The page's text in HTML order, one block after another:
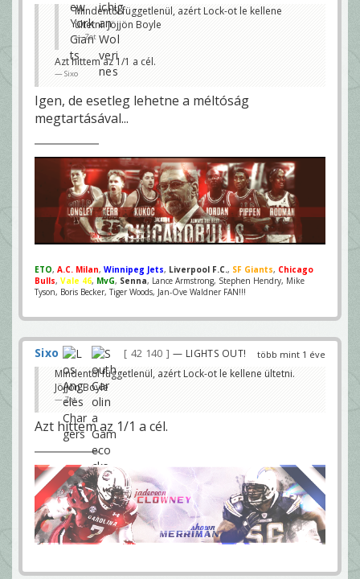
Mindentől függetlenül, azért Lock-ot le kellene
ültetni. Jöjjön Boyle
Zet
Azt hittem az 1/1 a cél.
Sixo
Igen, de esetleg lehetne a méltóság
megtartásával...
ETO, A.C. Milan, Winnipeg Jets, Liverpool F.C., SF Giants, Chicago
Bulls, Vale 46, MvG, Senna, Lance Armstrong, Stephen Hendry, Mike
Tyson, Boris Becker, Tiger Woods, Jan-Ove Waldner FAN!!!
több mint 1 éve
Sixo 42 140 — LIGHTS OUT!
Mindentől függetlenül, azért Lock-ot le kellene ültetni.
Jöjjön Boyle
Zet
Azt hittem az 1/1 a cél.